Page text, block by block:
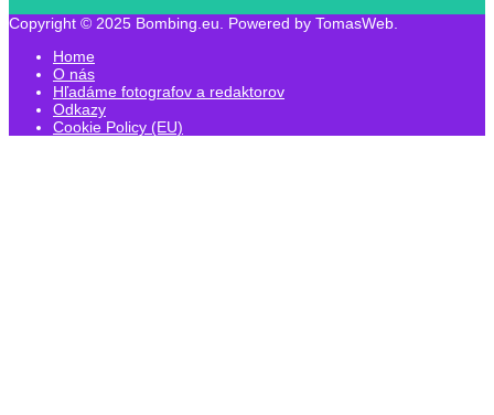
Copyright © 2025 Bombing.eu. Powered by TomasWeb.
Home
O nás
Hľadáme fotografov a redaktorov
Odkazy
Cookie Policy (EU)